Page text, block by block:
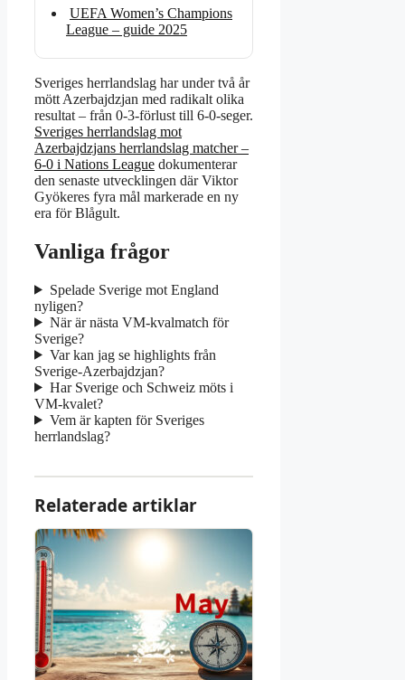
UEFA Women’s Champions
League – guide 2025
Sveriges herrlandslag har under två år
mött Azerbajdzjan med radikalt olika
resultat – från 0-3-förlust till 6-0-seger.
Sveriges herrlandslag mot
Azerbajdzjans herrlandslag matcher –
6-0 i Nations League dokumenterar
den senaste utvecklingen där Viktor
Gyökeres fyra mål markerade en ny
era för Blågult.
Vanliga frågor
Spelade Sverige mot England
nyligen?
När är nästa VM-kvalmatch för
Sverige?
Var kan jag se highlights från
Sverige-Azerbajdzjan?
Har Sverige och Schweiz möts i
VM-kvalet?
Vem är kapten för Sveriges
herrlandslag?
Relaterade artiklar